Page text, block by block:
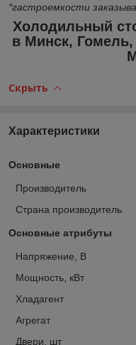
*гастроемкости
Холодильный
в Минск, Гомель,
Скрыть
Характеристики
Основные
Производитель
Страна производитель
Основные атрибуты
Напряжение, В
Мощность, кВт
Хладагент
Агрегат
Двери, шт